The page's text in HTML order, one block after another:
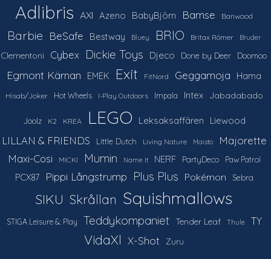
Adlibris AXI Azeno BabyBjörn Bamse Banwood
Barbie BeSafe Bestway Bluey BRIO Britax Römer Bruder
Clementoni Cybex Dickie Toys Djeco Done by Deer Doomoo
Egmont Kärnan EMEK Exit FitNord Geggamoja Hama
Hisab/Joker Hot Wheels I-Play Outdoors Impala Intex Jabadabado
Joolz K2 KREA LEGO Leksaksaffären Liewood
LILLAN & FRIENDS Little Dutch Living Nature Maisto
Majorette
Maxi-Cosi
MICKI Mumin Name It NERF PartyDeco Paw Patrol
PCX87 Pippi Långstrump Plus Plus Pokémon Sebra
SIKU Skrållan Squishmallows
STIGA Leisure &: Play Teddykompaniet Tender Leaf Thule TY
VidaXl X-Shot Zuru